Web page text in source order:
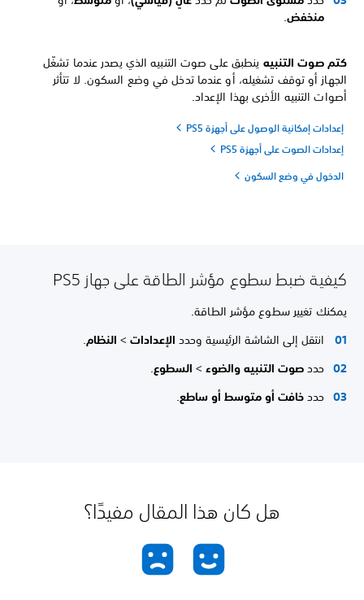
منخفض.
كتم صوت التنبيه ينطبق على صوت التنبيه الذي يصدر عندما تشغّل
الجهاز أو توقف تشغيله، أو عندما تدخل في وضع السكون. لا تتأثر
أصوات التنبيه الأخرى بهذا الإعداد.
إعدادات إمكانية الوصول على أجهزة PS5
إعدادات الصوت على أجهزة PS5
الدخول في وضع السكون
كيفية ضبط سطوع مؤشر الطاقة على جهاز PS5
يمكنك تغيير سطوع مؤشر الطاقة.
انتقل إلى الشاشة الرئيسية وحدد الإعدادات > النظام.
حدد صوت التنبيه والضوء > السطوع.
حدد خافت أو متوسط أو ساطع.
هل كان هذا المقال مفيدًا؟